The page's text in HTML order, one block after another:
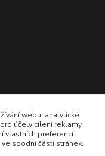
webu, analytické
účely cílení reklamy
vlastních preferencí
spodní části stránek.